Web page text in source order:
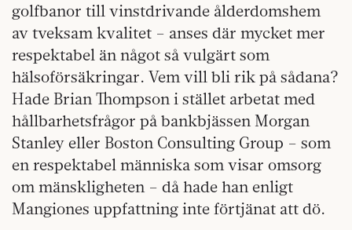
golfbanor till vinstdrivande ålderdomshem
av tveksam kvalitet – anses där mycket mer
respektabel än något så vulgärt som
hälsoförsäkringar. Vem vill bli rik på sådana?
Hade Brian Thompson i stället arbetat med
hållbarhetsfrågor på bankbjässen Morgan
Stanley eller Boston Consulting Group – som
en respektabel människa som visar omsorg
om mänskligheten – då hade han enligt
Mangiones uppfattning inte förtjänat att dö.